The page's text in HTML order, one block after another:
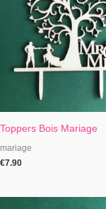
Toppers Bois Mariage
mariage
€7.90